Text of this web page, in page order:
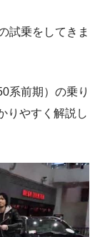
試乗をしてきま
系前期）の乗り
りやすく解説し